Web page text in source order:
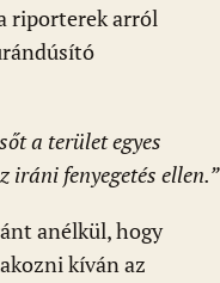
riporterek arról
a terület egyes
iráni fenyegetés ellen.”
anélkül, hogy
kíván az